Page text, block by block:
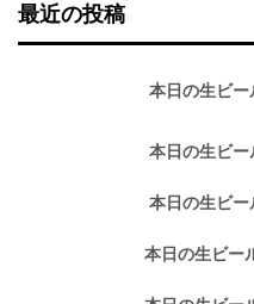
最近の投稿
本日の生ビー
本日の生ビー
本日の生ビー
本日の生ビー